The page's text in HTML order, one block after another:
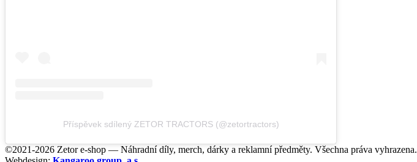
Příspěvek sdílený ZETOR TRACTORS (@zetortractors)
©2021-2026 Zetor e-shop — Náhradní díly, merch, dárky a reklamní předměty. Všechna práva vyhrazena.